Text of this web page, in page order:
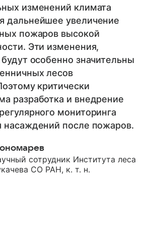
изменений климата
дальнейшее увеличение
пожаров высокой
Эти изменения,
особенно значительны
лесов
критически
разработка и внедрение
мониторинга
насаждений после пожаров.
сотрудник Института леса
СО РАН, к. т. н.